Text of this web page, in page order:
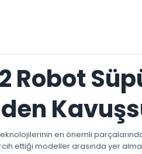
Robot
en önemli
ettiği modeller arasında yer